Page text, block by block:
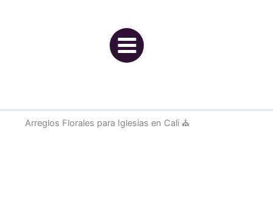
Arreglos Florales para Iglesias en Cali ⛪